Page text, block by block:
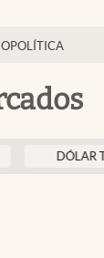
DÓLAR TARJETA $